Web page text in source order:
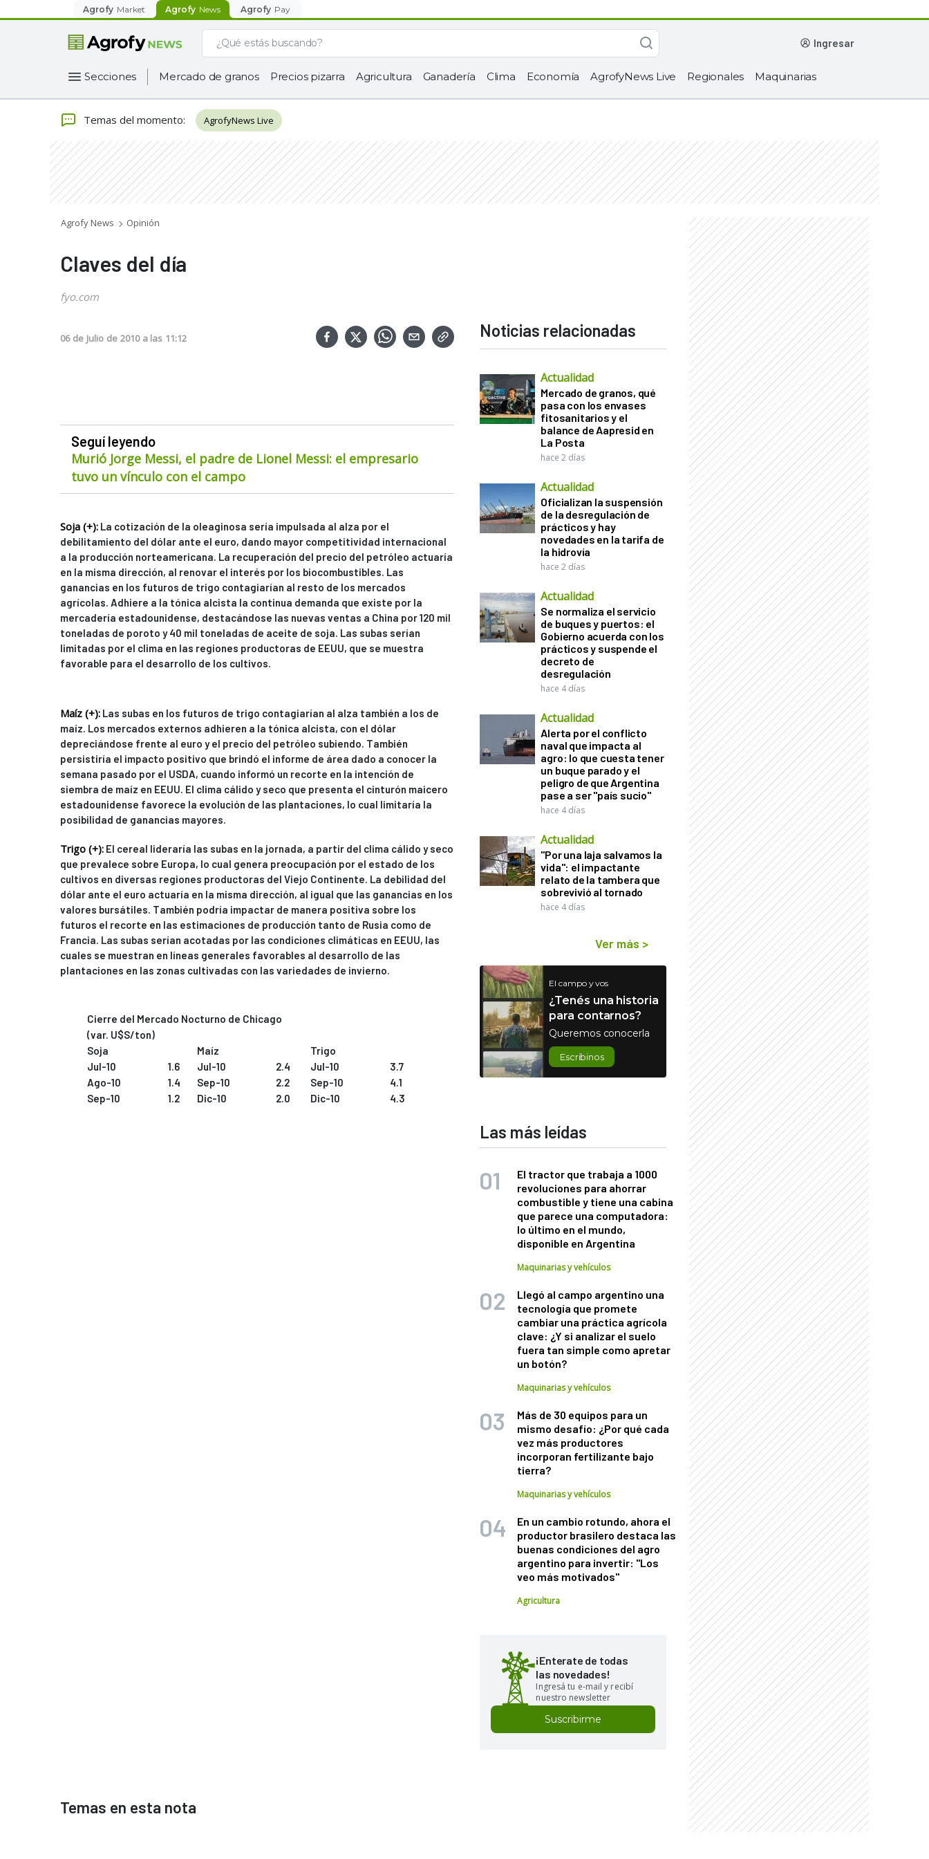
Agrofy Market Agrofy News Agrofy Pay
ingresar
Secciones Mercado de granos Precios pizarra Agricultura Ganadería Clima Economía AgrofyNews Live Regionales Maquinarias
Temas del momento: AgrofyNews Live
Agrofy News Opinión
Claves del día
fyo.com
06 de Julio de 2010 a las 11:12
Seguí leyendo
Murió Jorge Messi, el padre de Lionel Messi: el empresario
tuvo un vínculo con el campo
Soja (+): La cotización de la oleaginosa sería impulsada al alza por el
debilitamiento del dólar ante el euro, dando mayor competitividad internacional
a la producción norteamericana. La recuperación del precio del petróleo actuaría
en la misma dirección, al renovar el interés por los biocombustibles. Las
ganancias en los futuros de trigo contagiarían al resto de los mercados
agrícolas. Adhiere a la tónica alcista la continua demanda que existe por la
mercadería estadounidense, destacándose las nuevas ventas a China por 120 mil
toneladas de poroto y 40 mil toneladas de aceite de soja. Las subas serían
limitadas por el clima en las regiones productoras de EEUU, que se muestra
favorable para el desarrollo de los cultivos.
Maíz (+): Las subas en los futuros de trigo contagiarían al alza también a los de
maíz. Los mercados externos adhieren a la tónica alcista, con el dólar
depreciándose frente al euro y el precio del petróleo subiendo. También
persistiría el impacto positivo que brindó el informe de área dado a conocer la
semana pasado por el USDA, cuando informó un recorte en la intención de
siembra de maíz en EEUU. El clima cálido y seco que presenta el cinturón maicero
estadounidense favorece la evolución de las plantaciones, lo cual limitaría la
posibilidad de ganancias mayores.
Trigo (+): El cereal lideraría las subas en la jornada, a partir del clima cálido y seco
que prevalece sobre Europa, lo cual genera preocupación por el estado de los
cultivos en diversas regiones productoras del Viejo Continente. La debilidad del
dólar ante el euro actuaría en la misma dirección, al igual que las ganancias en los
valores bursátiles. También podría impactar de manera positiva sobre los
futuros el recorte en las estimaciones de producción tanto de Rusia como de
Francia. Las subas serían acotadas por las condiciones climáticas en EEUU, las
cuales se muestran en líneas generales favorables al desarrollo de las
plantaciones en las zonas cultivadas con las variedades de invierno.
Cierre del Mercado Nocturno de Chicago
(var. U$S/ton)
Soja
Maíz
Trigo
Jul-10
1.6 Jul-10 2.4 Jul-10
3.7
Ago-10
1.4 Sep-10 2.2 Sep-10
4.1
Sep-10
1.2 Dic-10 2.0 Dic-10 4.3
Noticias relacionadas
Actualidad
Mercado de granos, qué
pasa con los envases
fitosanitarios y el
balance de Aapresid en
La Posta
hace 2 días
Actualidad
Oficializan la suspensión
de la desregulación de
prácticos y hay
novedades en la tarifa de
la hidrovía
hace 2 días
Actualidad
Se normaliza el servicio
de buques y puertos: el
Gobierno acuerda con los
prácticos y suspende el
decreto de
desregulación
hace 4 días
Actualidad
Alerta por el conflicto
naval que impacta al
agro: lo que cuesta tener
un buque parado y el
peligro de que Argentina
pase a ser "país sucio"
hace 4 días
Actualidad
"Por una laja salvamos la
vida": el impactante
relato de la tambera que
sobrevivió al tornado
hace 4 días
Ver más >
El campo y vos
¿Tenés una historia
para contarnos?
Queremos conocerla
Escribinos
Las más leídas
El tractor que trabaja a 1000
revoluciones para ahorrar
combustible y tiene una cabina
que parece una computadora:
lo último en el mundo,
disponible en Argentina
Maquinarias y vehículos
Llegó al campo argentino una
tecnología que promete
cambiar una práctica agrícola
clave: ¿Y si analizar el suelo
fuera tan simple como apretar
un botón?
Maquinarias y vehículos
Más de 30 equipos para un
mismo desafío: ¿Por qué cada
vez más productores
incorporan fertilizante bajo
tierra?
Maquinarias y vehículos
En un cambio rotundo, ahora el
productor brasilero destaca las
buenas condiciones del agro
argentino para invertir: "Los
veo más motivados"
Agricultura
¡Enterate de todas
las novedades!
Ingresá tu e-mail y recibí
nuestro newsletter
Suscribirme
Temas en esta nota